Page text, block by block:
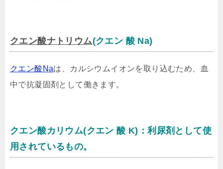
クエン酸ナトリウム(クエン 酸 Na)
クエン酸Naは、カルシウムイオンを取り込むため、血
中で抗凝固剤として働きます。
クエン酸カリウム(クエン 酸 K)：利尿剤として使
用されているもの。